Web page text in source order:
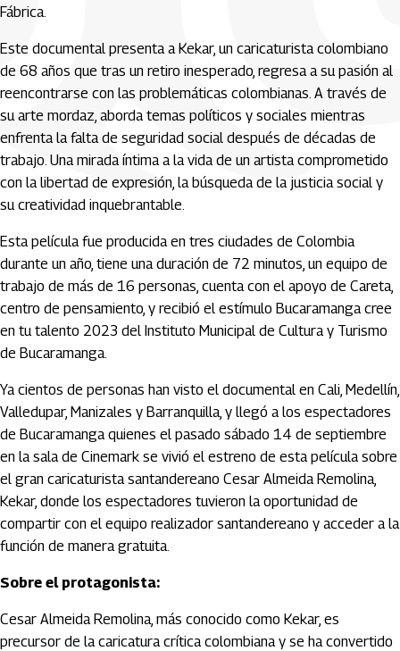
Fábrica.
Este documental presenta a Kekar, un caricaturista colombiano
de 68 años que tras un retiro inesperado, regresa a su pasión al
reencontrarse con las problemáticas colombianas. A través de
su arte mordaz, aborda temas políticos y sociales mientras
enfrenta la falta de seguridad social después de décadas de
trabajo. Una mirada íntima a la vida de un artista comprometido
con la libertad de expresión, la búsqueda de la justicia social y
su creatividad inquebrantable.
Esta película fue producida en tres ciudades de Colombia
durante un año, tiene una duración de 72 minutos, un equipo de
trabajo de más de 16 personas, cuenta con el apoyo de Careta,
centro de pensamiento, y recibió el estímulo Bucaramanga cree
en tu talento 2023 del Instituto Municipal de Cultura y Turismo
de Bucaramanga.
Ya cientos de personas han visto el documental en Cali, Medellín,
Valledupar, Manizales y Barranquilla, y llegó a los espectadores
de Bucaramanga quienes el pasado sábado 14 de septiembre
en la sala de Cinemark se vivió el estreno de esta película sobre
el gran caricaturista santandereano Cesar Almeida Remolina,
Kekar, donde los espectadores tuvieron la oportunidad de
compartir con el equipo realizador santandereano y acceder a la
función de manera gratuita.
Sobre el protagonista:
Cesar Almeida Remolina, más conocido como Kekar, es
precursor de la caricatura crítica colombiana y se ha convertido